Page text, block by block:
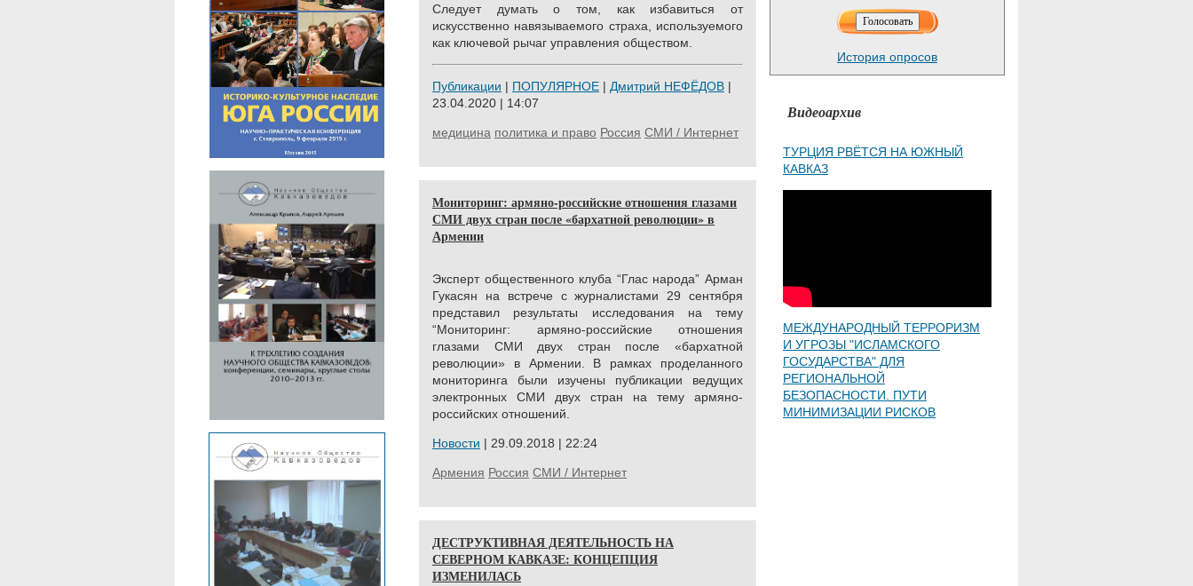
Следует думать о том, как избавиться от
искусственно навязываемого страха, используемого
как ключевой рычаг управления обществом.
Публикации | ПОПУЛЯРНОЕ | Дмитрий НЕФЁДОВ |
23.04.2020 | 14:07
медицина политика и право Россия СМИ / Интернет
Мониторинг: армяно-российские отношения глазами
СМИ двух стран после «бархатной революции» в
Армении
Эксперт общественного клуба “Глас народа” Арман
Гукасян на встрече с журналистами 29 сентября
представил результаты исследования на тему
“Мониторинг: армяно-российские отношения
глазами СМИ двух стран после «бархатной
революции» в Армении. В рамках проделанного
мониторинга были изучены публикации ведущих
электронных СМИ двух стран на тему армяно-
российских отношений.
Новости | 29.09.2018 | 22:24
Армения Россия СМИ / Интернет
ДЕСТРУКТИВНАЯ ДЕЯТЕЛЬНОСТЬ НА
СЕВЕРНОМ КАВКАЗЕ: КОНЦЕПЦИЯ
ИЗМЕНИЛАСЬ
История опросов
Видеоархив
ТУРЦИЯ РВЁТСЯ НА ЮЖНЫЙ
КАВКАЗ
МЕЖДУНАРОДНЫЙ ТЕРРОРИЗМ
И УГРОЗЫ "ИСЛАМСКОГО
ГОСУДАРСТВА" ДЛЯ
РЕГИОНАЛЬНОЙ
БЕЗОПАСНОСТИ. ПУТИ
МИНИМИЗАЦИИ РИСКОВ